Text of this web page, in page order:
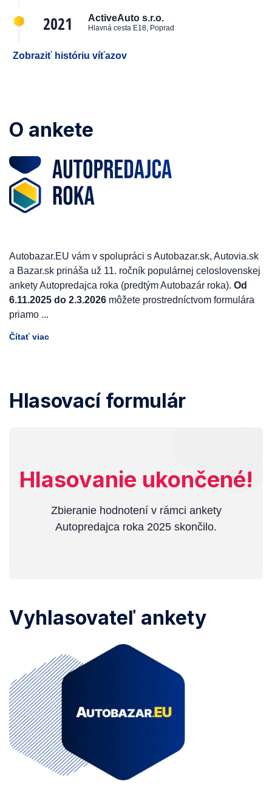
2021 ActiveAuto s.r.o.
Hlavná cesta E18, Poprad
Zobraziť históriu víťazov
O ankete
Autobazar.EU vám v spolupráci s Autobazar.sk, Autovia.sk
a Bazar.sk prináša už 11. ročník populárnej celoslovenskej
ankety Autopredajca roka (predtým Autobazár roka). Od
6.11.2025 do 2.3.2026 môžete prostredníctvom formulára
priamo ...
Čítať viac
Hlasovací formulár
Hlasovanie ukončené!
Zbieranie hodnotení v rámci ankety
Autopredajca roka 2025 skončilo.
Vyhlasovateľ ankety